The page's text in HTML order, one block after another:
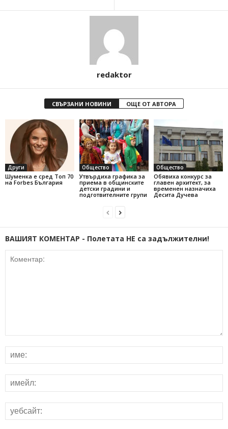
redaktor
СВЪРЗАНИ НОВИНИ ОЩЕ ОТ АВТОРА
Други
Шуменка е сред Топ 70
на Forbes България
Общество
Утвърдиха графика за
приема в общинските
детски градини и
подготвителните групи
Общество
Обявиха конкурс за
главен архитект, за
временен назначиха
Десита Дучева
ВАШИЯТ КОМЕНТАР - Полетата НЕ са задължителни!